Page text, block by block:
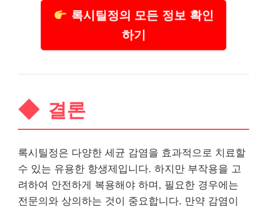
록시틸정의 모든 정보 확인
하기
결론
록시틸정은 다양한 세균 감염을 효과적으로 치료할
수 있는 유용한 항생제입니다. 하지만 부작용을 고
려하여 안전하게 복용해야 하며, 필요한 경우에는
전문의와 상의하는 것이 중요합니다. 만약 감염이